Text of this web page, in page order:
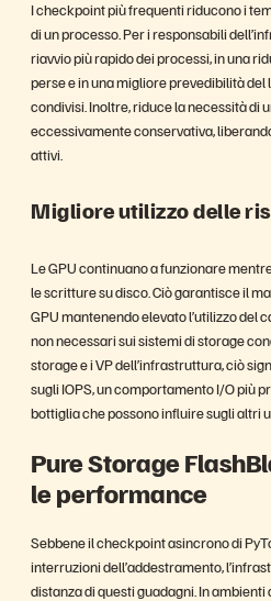
I checkpoint più frequenti riducono i
di un processo. Per i responsabili
riavvio più rapido dei processi, in una
perse e in una migliore prevedibilità
condivisi. Inoltre, riduce la necessità di
eccessivamente conservativa,
attivi.
Migliore utilizzo delle
Le GPU continuano a funzionare
le scritture su disco. Ciò garantisce il
GPU mantenendo elevato l’utilizzo del
non necessari sui sistemi di storage
storage e i VP dell’infrastruttura, ciò
sugli IOPS, un comportamento I/O più
bottiglia che possono influire sugli altri
Pure Storage
le performance
Sebbene il checkpoint asincrono di
interruzioni dell’addestramento,
distanza di questi guadagni. In